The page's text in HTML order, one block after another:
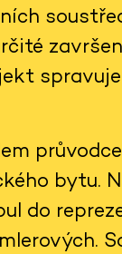
bytu.
do